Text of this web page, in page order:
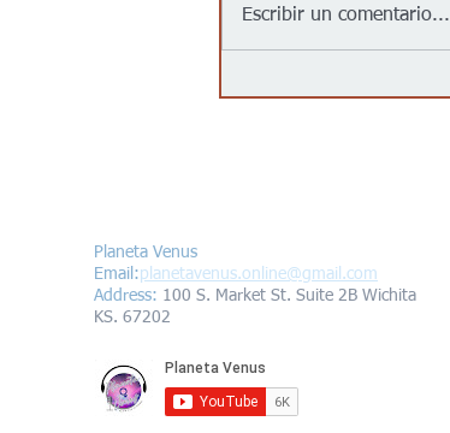
Escribir un comentario...
Planeta Venus
Email:planetavenus.online@gmail.com
Address: 100 S. Market St. Suite 2B Wichita
KS. 67202